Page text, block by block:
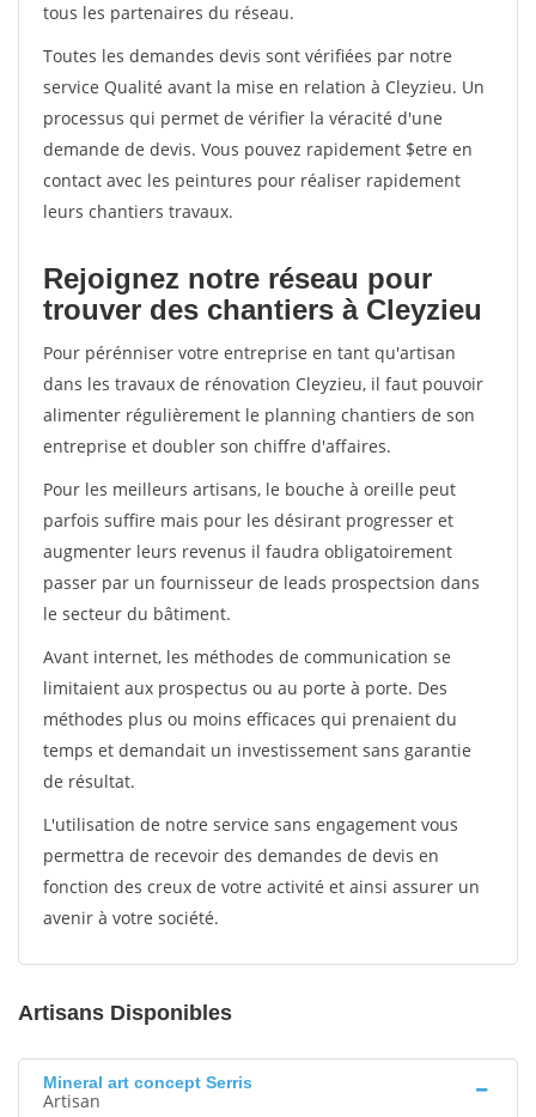
tous les partenaires du réseau.
Toutes les demandes devis sont vérifiées par notre
service Qualité avant la mise en relation à Cleyzieu. Un
processus qui permet de vérifier la véracité d'une
demande de devis. Vous pouvez rapidement $etre en
contact avec les peintures pour réaliser rapidement
leurs chantiers travaux.
Rejoignez notre réseau pour
trouver des chantiers à Cleyzieu
Pour pérénniser votre entreprise en tant qu'artisan
dans les travaux de rénovation Cleyzieu, il faut pouvoir
alimenter régulièrement le planning chantiers de son
entreprise et doubler son chiffre d'affaires.
Pour les meilleurs artisans, le bouche à oreille peut
parfois suffire mais pour les désirant progresser et
augmenter leurs revenus il faudra obligatoirement
passer par un fournisseur de leads prospectsion dans
le secteur du bâtiment.
Avant internet, les méthodes de communication se
limitaient aux prospectus ou au porte à porte. Des
méthodes plus ou moins efficaces qui prenaient du
temps et demandait un investissement sans garantie
de résultat.
L'utilisation de notre service sans engagement vous
permettra de recevoir des demandes de devis en
fonction des creux de votre activité et ainsi assurer un
avenir à votre société.
Artisans Disponibles
Mineral art concept Serris
Artisan